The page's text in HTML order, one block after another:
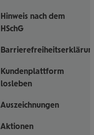
Hinweis nach dem
HSchG
Kundenplattform
losleben
Auszeichnungen
Aktionen